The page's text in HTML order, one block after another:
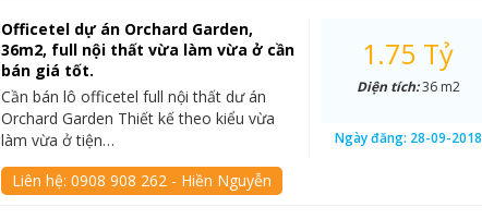
Officetel dự án Orchard Garden,
36m2, full nội thất vừa làm vừa ở cần
bán giá tốt.
Cần bán lô officetel full nội thất dư án
Orchard Garden Thiết kế theo kiểu vừa
làm vừa ở tiện…
Liên hệ:0908 908 262 - Hiền Nguyễn
1.75 Tỷ
Diện tích:36 m2
Ngày đăng: 28-09-2018